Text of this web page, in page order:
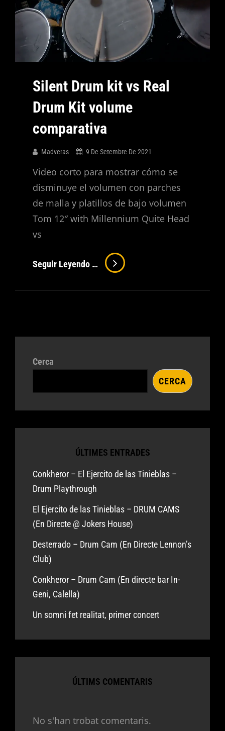
Silent Drum kit vs Real
Drum Kit volume
comparativa
Madveras 9 De Setembre De 2021
Video corto para mostrar cómo se
disminuye el volumen con parches
de malla y platillos de bajo volumen
Tom 12″ with Millennium Quite Head
vs
Seguir Leyendo … Silent
Drum
Kit
Drum
Cerca
CERCA
ÚLTIMES ENTRADES
Conkheror – El Ejercito de las Tinieblas –
Drum Playthrough
El Ejercito de las Tinieblas – DRUM CAMS
(En Directe @ Jokers House)
Desterrado – Drum Cam (En Directe Lennon’s
Club)
Conkheror – Drum Cam (En directe bar In-
Geni, Calella)
Un somni fet realitat, primer concert
ÚLTIMS COMENTARIS
No s'han trobat comentaris.